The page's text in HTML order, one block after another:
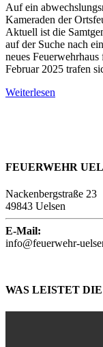
Auf ein
Kameraden der
Aktuell ist die
auf der Suche nach
neues
Februar 2025 trafen
Weiterlesen
FEUERWEHR
Nackenbergstraße 23
49843 Uelsen
E-Mail:
info@feuerwehr-
WAS LEISTET